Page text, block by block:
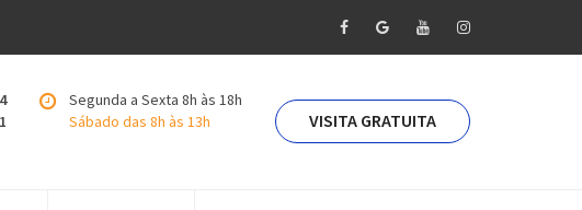
Segunda a Sexta 8h às 18h
Sábado das 8h às 13h
VISITA GRATUITA